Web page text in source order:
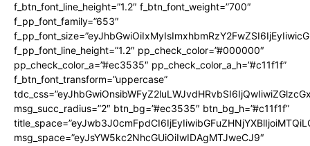
f_btn_font_line_height=”1.2″ f_btn_font_weight=”700″
f_pp_font_family=”653″
f_pp_font_line_height=”1.2″ pp_check_color=”#000000″
pp_check_color_a=”#ec3535″ pp_check_color_a_h=”#c11f1f”
f_btn_font_transform=”uppercase”
msg_succ_radius=”2″ btn_bg=”#ec3535″ btn_bg_h=”#c11f1f”
msg_space=”eyJsYW5kc2NhcGUiOiIwIDAgMTJweCJ9″